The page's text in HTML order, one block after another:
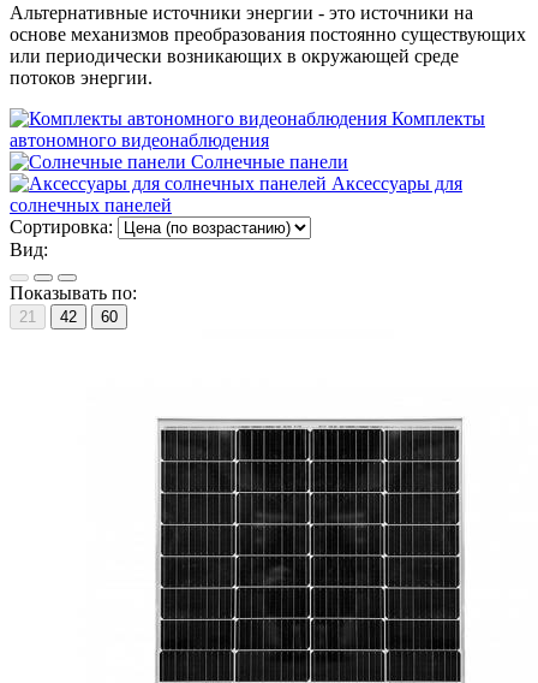
Альтернативные источники энергии - это источники на
основе механизмов преобразования постоянно существующих
или периодически возникающих в окружающей среде
потоков энергии.
Комплекты
автономного видеонаблюдения
Солнечные панели
Аксессуары для
солнечных панелей
Сортировка:
Вид:
Показывать по:
21 42 60